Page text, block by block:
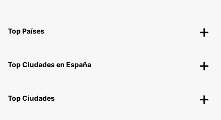
Top Países
Top Ciudades en España
Top Ciudades